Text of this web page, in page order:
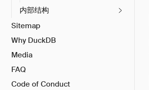
内部结构
Sitemap
Why DuckDB
Media
FAQ
Code of Conduct